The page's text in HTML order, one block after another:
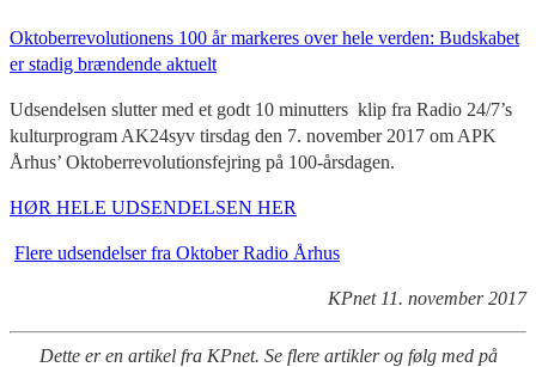
Oktoberrevolutionens 100 år markeres over hele verden: Budskabet
er stadig brændende aktuelt
Udsendelsen slutter med et godt 10 minutters klip fra Radio 24/7’s
kulturprogram AK24syv tirsdag den 7. november 2017 om APK
Århus’ Oktoberrevolutionsfejring på 100-årsdagen.
HØR HELE UDSENDELSEN HER
Flere udsendelser fra Oktober Radio Århus
KPnet 11. november 2017
Dette er en artikel fra KPnet. Se flere artikler og følg med på